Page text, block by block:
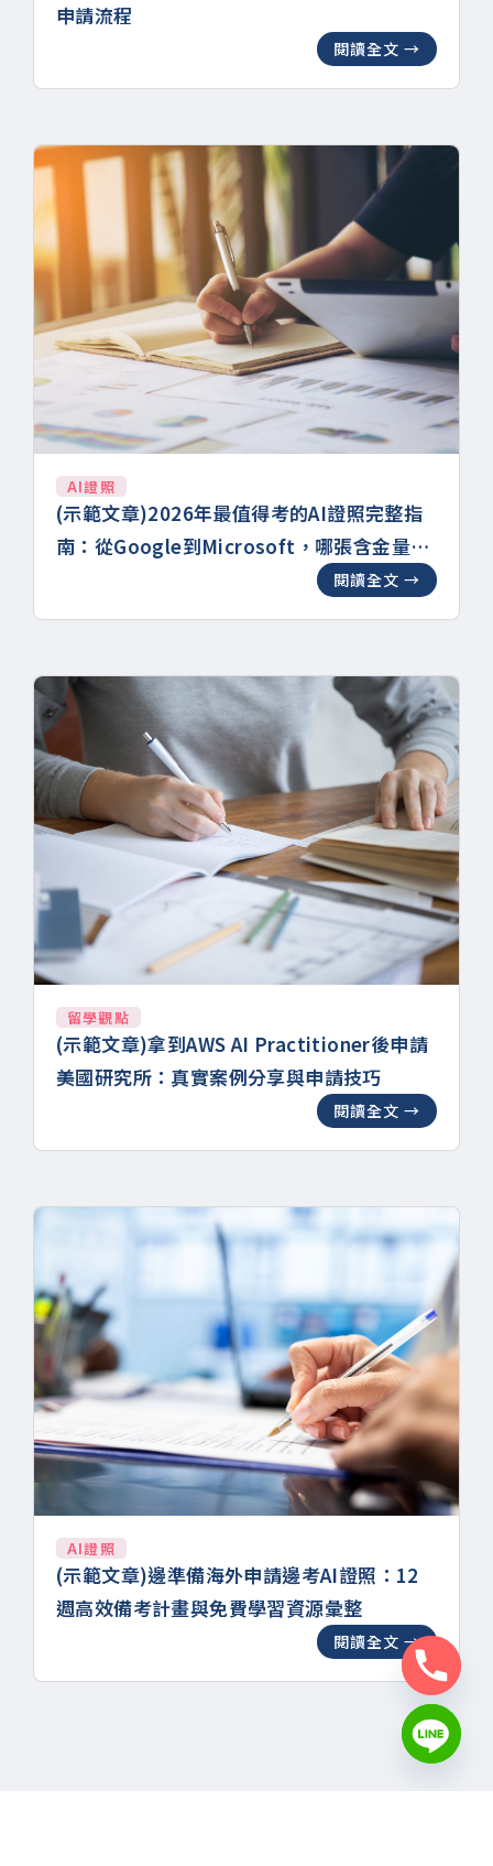
申請流程
閱讀全文 →
AI證照
(示範文章)2026年最值得考的AI證照完整指
南：從Google到Microsoft，哪張含金量最
閱讀全文 →
留學觀點
(示範文章)拿到AWS AI Practitioner後申請
美國研究所：真實案例分享與申請技巧
閱讀全文 →
AI證照
(示範文章)邊準備海外申請邊考AI證照：12
週高效備考計畫與免費學習資源彙整
閱讀全文 →